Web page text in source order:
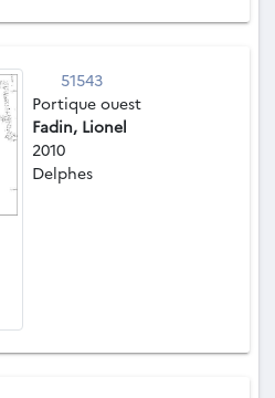
51543
Portique ouest
Fadin, Lionel
2010
Delphes